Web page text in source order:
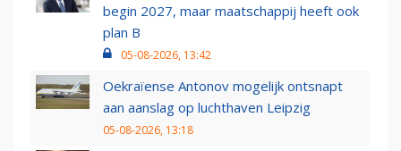
begin 2027, maar maatschappij heeft ook
plan B
05-08-2026, 13:42
Oekraïense Antonov mogelijk ontsnapt
aan aanslag op luchthaven Leipzig
05-08-2026, 13:18